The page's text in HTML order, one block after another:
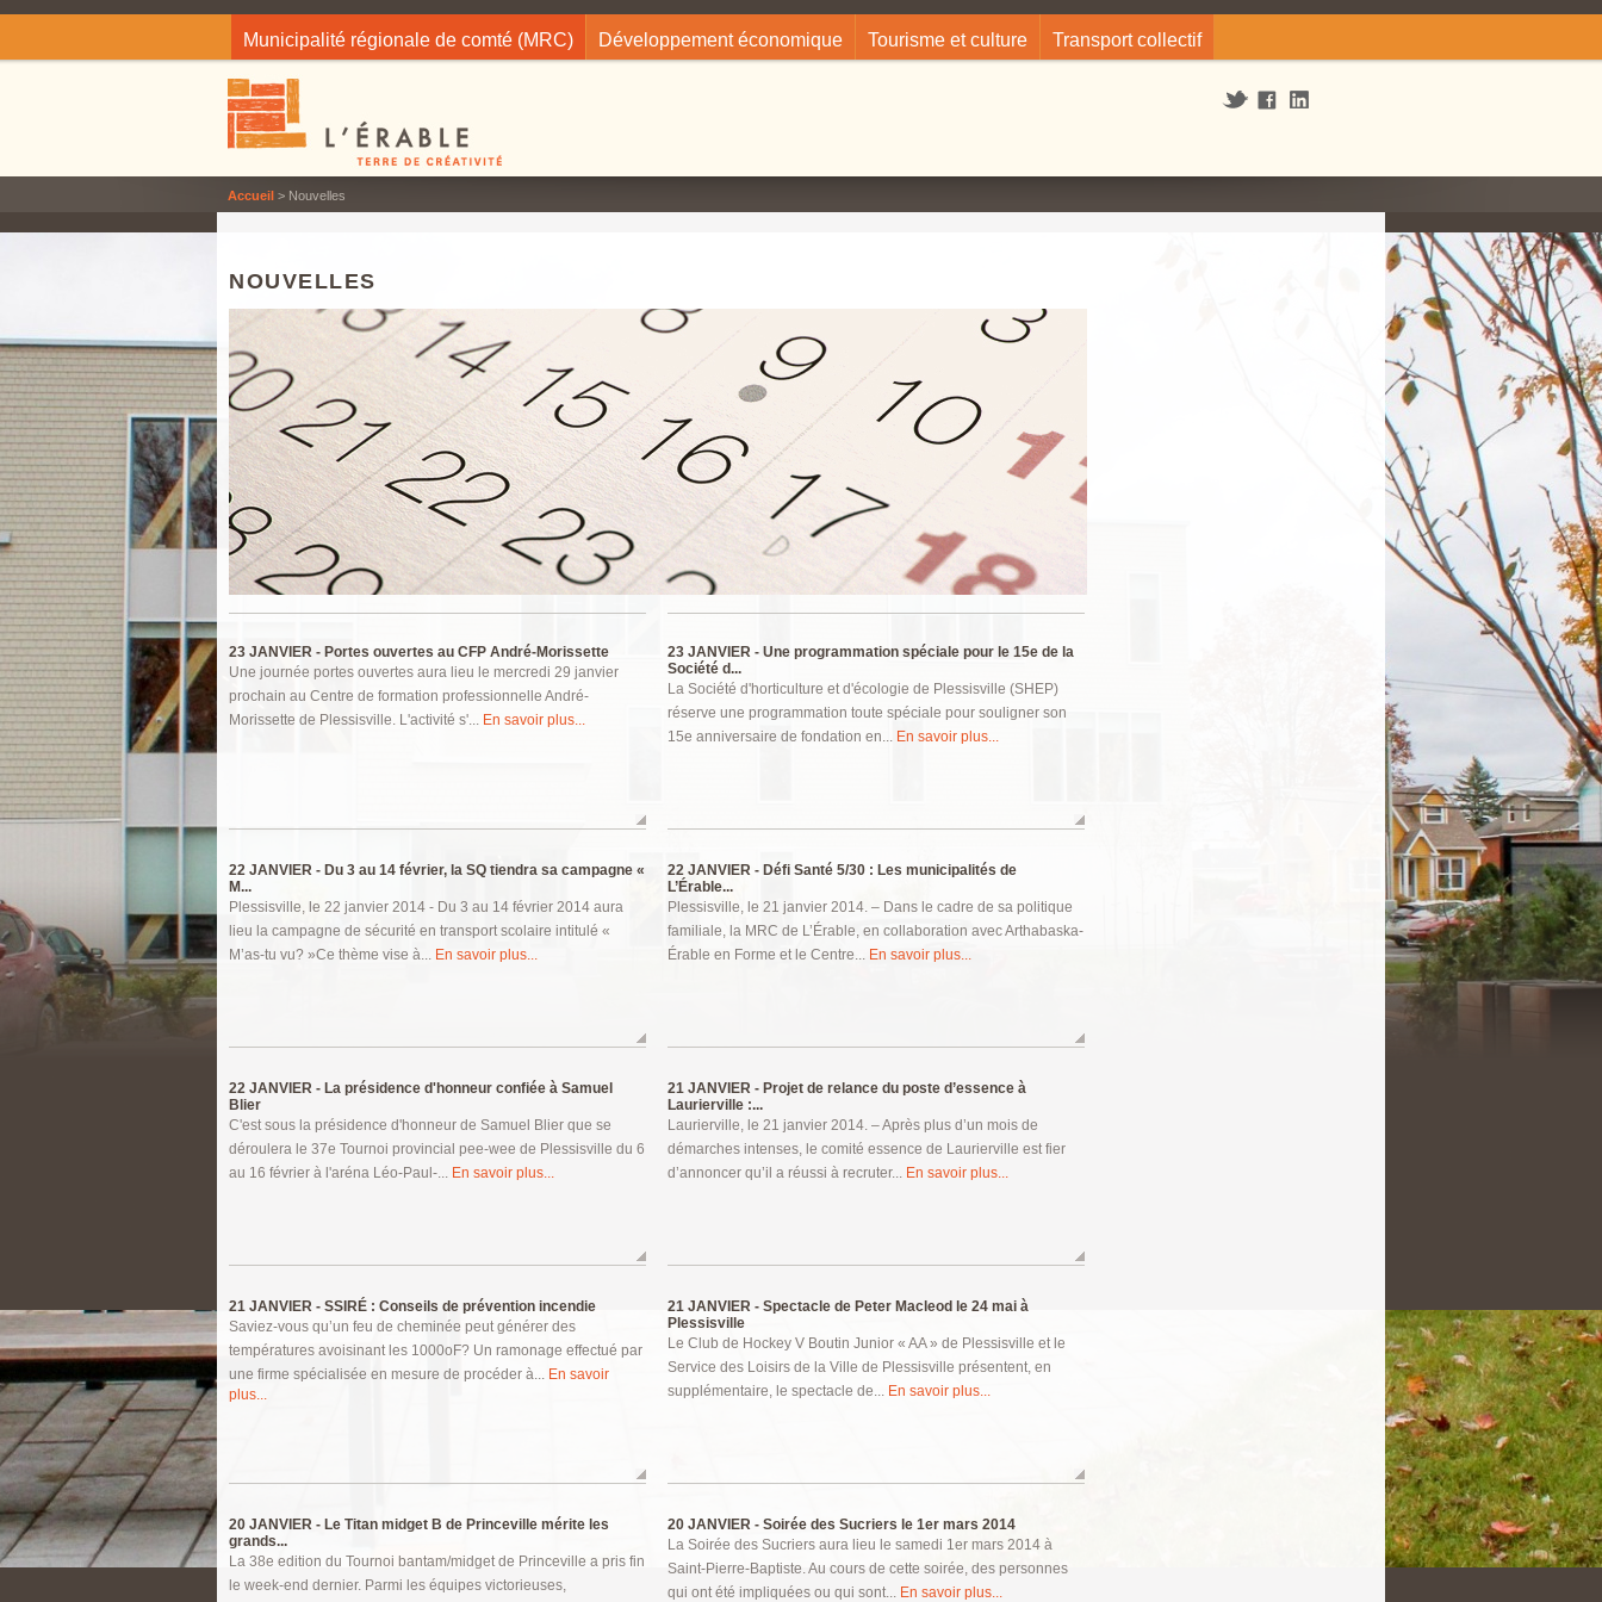
Municipalité régionale de comté (MRC) Développement économique Tourisme et culture Transport collectif
Accueil> Nouvelles
NOUVELLES
23 JANVIER - Portes ouvertes au CFP André-Morissette
Une journée portes ouvertes aura lieu le mercredi 29 janvier
prochain au Centre de formation professionnelle André-
Morissette de Plessisville. L'activité s'... En savoir plus...
23 JANVIER - Une programmation spéciale pour le 15e de la
Société d...
La Société d'horticulture et d'écologie de Plessisville (SHEP)
réserve une programmation toute spéciale pour souligner son
15e anniversaire de fondation en... En savoir plus...
22 JANVIER - Du 3 au 14 février, la SQ tiendra sa campagne «
M...
Plessisville, le 22 janvier 2014 - Du 3 au 14 février 2014 aura
lieu la campagne de sécurité en transport scolaire intitulé «
M’as-tu vu? »Ce thème vise à... En savoir plus...
22 JANVIER - Défi Santé 5/30 : Les municipalités de
L’Érable...
Plessisville, le 21 janvier 2014. – Dans le cadre de sa politique
familiale, la MRC de L’Érable, en collaboration avec Arthabaska-
Érable en Forme et le Centre... En savoir plus...
22 JANVIER - La présidence d'honneur confiée à Samuel
Blier
C'est sous la présidence d'honneur de Samuel Blier que se
déroulera le 37e Tournoi provincial pee-wee de Plessisville du 6
au 16 février à l'aréna Léo-Paul-... En savoir plus...
21 JANVIER - Projet de relance du poste d’essence à
Laurierville :...
Laurierville, le 21 janvier 2014. – Après plus d’un mois de
démarches intenses, le comité essence de Laurierville est fier
d’annoncer qu’il a réussi à recruter... En savoir plus...
21 JANVIER - SSIRÉ : Conseils de prévention incendie
Saviez-vous qu’un feu de cheminée peut générer des
températures avoisinant les 1000oF? Un ramonage effectué par
une firme spécialisée en mesure de procéder à... En savoir
plus...
21 JANVIER - Spectacle de Peter Macleod le 24 mai à
Plessisville
Le Club de Hockey V Boutin Junior « AA » de Plessisville et le
Service des Loisirs de la Ville de Plessisville présentent, en
supplémentaire, le spectacle de... En savoir plus...
20 JANVIER - Le Titan midget B de Princeville mérite les
grands...
La 38e edition du Tournoi bantam/midget de Princeville a pris fin
le week-end dernier. Parmi les équipes victorieuses,
20 JANVIER - Soirée des Sucriers le 1er mars 2014
La Soirée des Sucriers aura lieu le samedi 1er mars 2014 à
Saint-Pierre-Baptiste. Au cours de cette soirée, des personnes
qui ont été impliquées ou qui sont... En savoir plus...
Pages